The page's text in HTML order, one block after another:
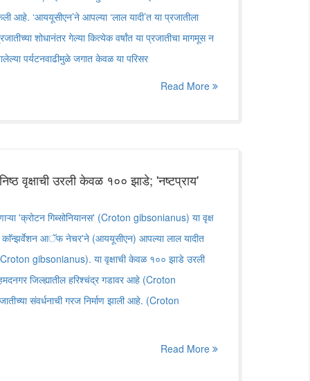
आहे. ‘आययूसीएन’ने आपल्या ‘लाल यादी’त या प्रजातीला
शोधानंतर गेल्या कित्येक वर्षांत या प्रजातीचा मागमूस न
पर्यटनवाढीमुळे जगात केवळ या परिसर
Read More
वृक्षाची उरली केवळ १०० झाडे; 'नष्टप्राय'
'क्रोटन गिब्सोनियानस' (Croton gibsonianus) या वृक्ष
काॅन्झर्वेशन आॅफ नेचर'ने (आययूसीएन) आपल्या लाल यादीत
gibsonianus). या वृक्षाची केवळ १०० झाडे उरली
जिल्ह्यातील हरिश्चंद्र गडावर आहे (Croton
संवर्धनाची गरज निर्माण झाली आहे. (Croton
Read More